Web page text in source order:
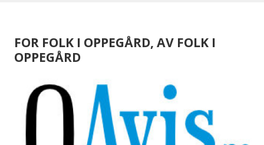
FOR FOLK I OPPEGÅRD, AV FOLK I
OPPEGÅRD